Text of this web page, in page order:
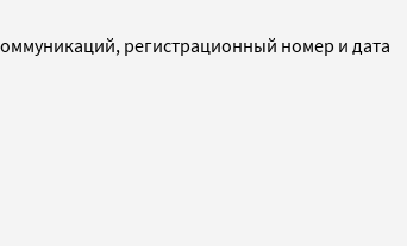
регистрационный номер и дата